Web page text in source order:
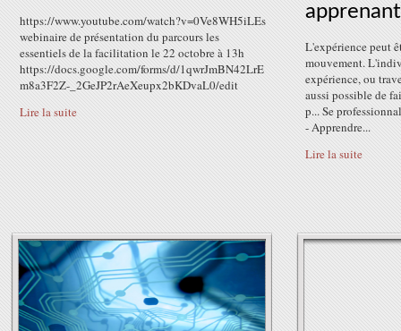
https://www.youtube.com/watch?v=0Ve8WH5iLEs
webinaire de présentation du parcours les
essentiels de la facilitation le 22 octobre à 13h
https://docs.google.com/forms/d/1qwrJmBN42LrE
m8a3F2Z-_2GeJP2rAeXeupx2bKDvaL0/edit
Lire la suite
L'expérience peut
mouvement.
expérience, ou
aussi possible de
p... Se
- Apprendre...
Lire la suite